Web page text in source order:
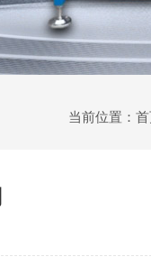
当前位置：